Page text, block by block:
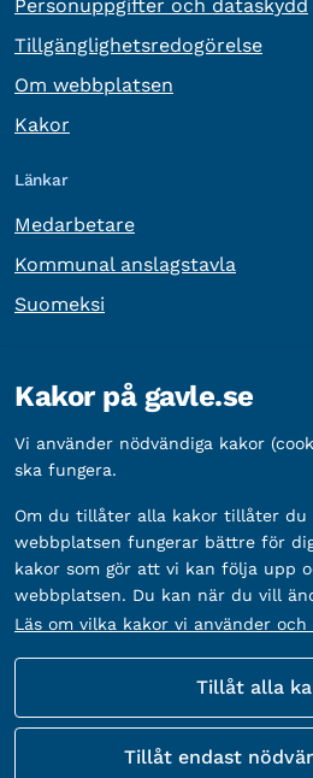
Personuppgifter och dataskydd
Tillgänglighetsredogörelse
Om webbplatsen
Kakor
Länkar
Medarbetare
Kommunal anslagstavla
Suomeksi
Organisationsnummer: 212000-
Bankgironummer: 5888-2333
Fler sätt att
Kakor på gavle.se
Vi använder nödvändiga kakor
ska fungera.
Om du tillåter alla kakor tillåter du
webbplatsen fungerar bättre för
kakor som gör att vi kan följa upp
webbplatsen. Du kan när du vill
Läs om vilka kakor vi använder
Tillåt alla
Tillåt endast